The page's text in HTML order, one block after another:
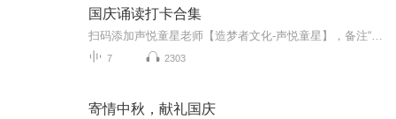
国庆诵读打卡合集
7 2303
寄情中秋，献礼国庆